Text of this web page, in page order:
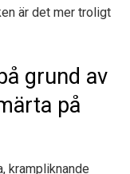
är det mer troligt
grund av
på
krampliknande